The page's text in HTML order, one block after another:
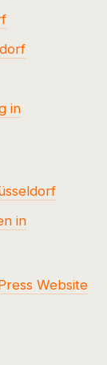
in
in
Website